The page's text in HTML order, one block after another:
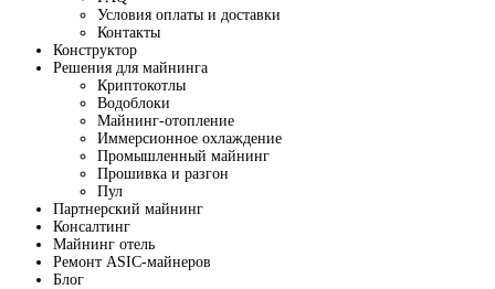
Условия оплаты и доставки
Контакты
Конструктор
Решения для майнинга
Криптокотлы
Водоблоки
Майнинг-отопление
Иммерсионное охлаждение
Промышленный майнинг
Прошивка и разгон
Пул
Партнерский майнинг
Консалтинг
Майнинг отель
Ремонт ASIC-майнеров
Блог